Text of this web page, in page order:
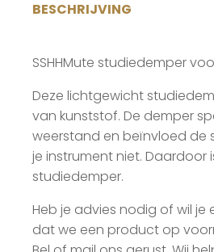
BESCHRIJVING
SSHHMute studiedemper
Deze lichtgewicht
van kunststof. De demper
weerstand en beïnvloed de
je instrument niet. Daardoor
studiedemper.
Heb je advies nodig of wil je
dat we een product op